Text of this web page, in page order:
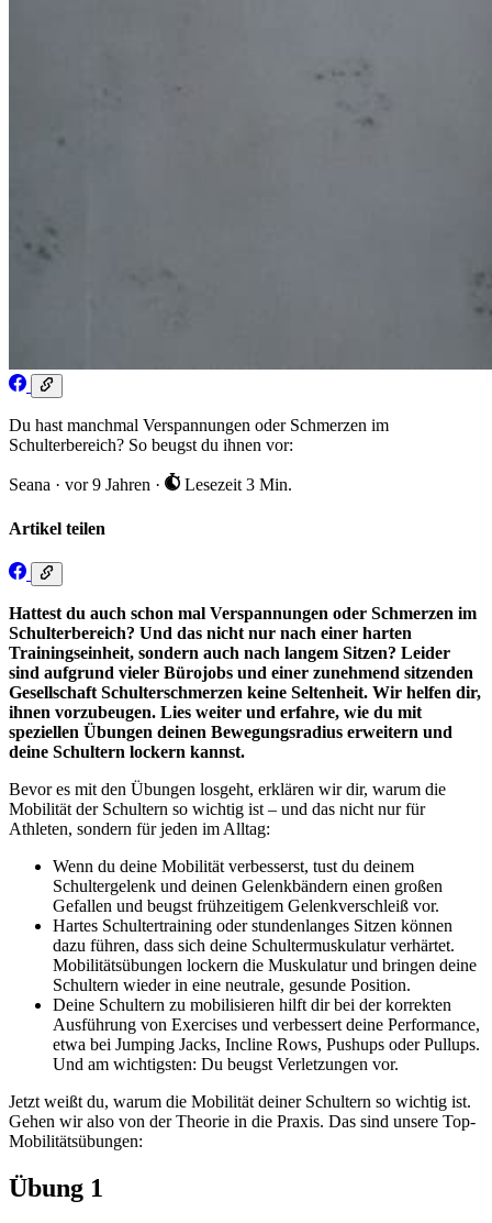
Du hast manchmal Verspannungen oder Schmerzen im
Schulterbereich? So beugst du ihnen vor:
Seana · vor 9 Jahren · Lesezeit 3 Min.
Artikel teilen
Hattest du auch schon mal Verspannungen oder Schmerzen im
Schulterbereich? Und das nicht nur nach einer harten
Trainingseinheit, sondern auch nach langem Sitzen? Leider
sind aufgrund vieler Bürojobs und einer zunehmend sitzenden
Gesellschaft Schulterschmerzen keine Seltenheit. Wir helfen dir,
ihnen vorzubeugen. Lies weiter und erfahre, wie du mit
speziellen Übungen deinen Bewegungsradius erweitern und
deine Schultern lockern kannst.
Bevor es mit den Übungen losgeht, erklären wir dir, warum die
Mobilität der Schultern so wichtig ist – und das nicht nur für
Athleten, sondern für jeden im Alltag:
Wenn du deine Mobilität verbesserst, tust du deinem
Schultergelenk und deinen Gelenkbändern einen großen
Gefallen und beugst frühzeitigem Gelenkverschleiß vor.
Hartes Schultertraining oder stundenlanges Sitzen können
dazu führen, dass sich deine Schultermuskulatur verhärtet.
Mobilitätsübungen lockern die Muskulatur und bringen deine
Schultern wieder in eine neutrale, gesunde Position.
Deine Schultern zu mobilisieren hilft dir bei der korrekten
Ausführung von Exercises und verbessert deine Performance,
etwa bei Jumping Jacks, Incline Rows, Pushups oder Pullups.
Und am wichtigsten: Du beugst Verletzungen vor.
Jetzt weißt du, warum die Mobilität deiner Schultern so wichtig ist.
Gehen wir also von der Theorie in die Praxis. Das sind unsere Top-
Mobilitätsübungen:
Übung 1